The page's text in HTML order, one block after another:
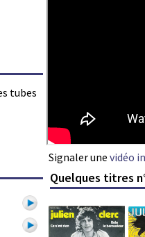
tubes
Signaler une vidéo
Quelques titres